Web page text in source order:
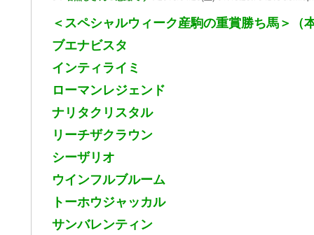
＜スペシャルウィーク産駒の重賞勝ち馬＞（
ブエナビスタ
インティライミ
ローマンレジェンド
ナリタクリスタル
リーチザクラウン
シーザリオ
ウインフルブルーム
トーホウジャッカル
サンバレンティン